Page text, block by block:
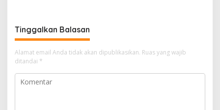
Tinggalkan Balasan
Alamat email Anda tidak akan dipublikasikan. Ruas yang wajib
ditandai *